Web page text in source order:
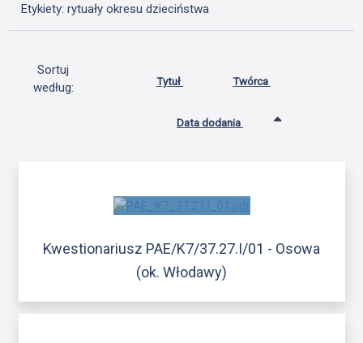
Etykiety: rytuały okresu dzieciństwa
Sortuj
według:
Tytuł Twórca
Data dodania
Kwestionariusz PAE/K7/37.27.I/01 - Osowa
(ok. Włodawy)